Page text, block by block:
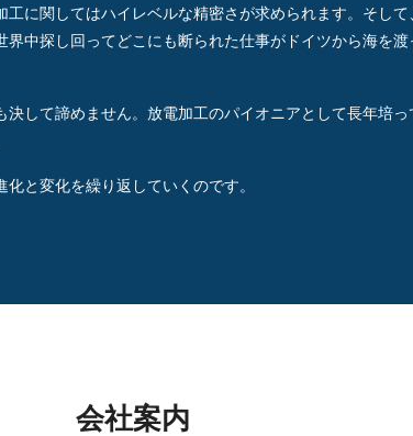
に関してはハイレベルな精密さが求められます。そし
中探し回ってどこにも断られた仕事がドイツから海を渡
決して諦めません。放電加工のパイオニアとして長年培
と変化を繰り返していくのです。
会社案内